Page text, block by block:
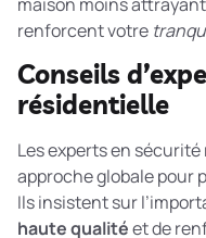
renforcent votre
Conseils
résidentielle
Les experts en
approche globale pour
Ils insistent sur
haute qualitéet de